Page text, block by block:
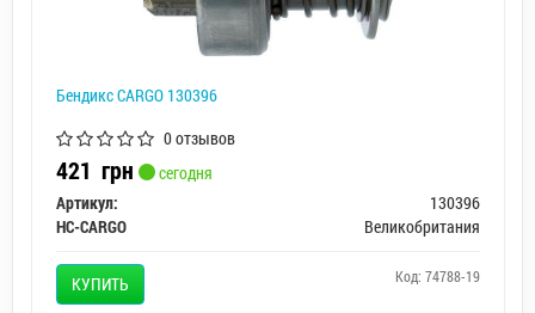
Бендикс CARGO 130396
0 отзывов
421 грн
сегодня
Артикул:
130396
HC-CARGO
Великобритания
КУПИТЬ Код: 74788-19